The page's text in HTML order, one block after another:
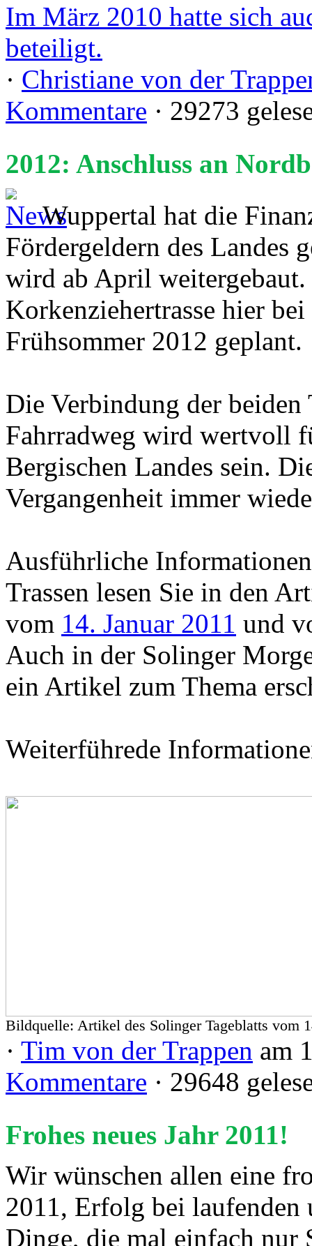
Im März 2010 hatte sich
beteiligt.
· Christiane von der
Kommentare · 29273
2012: Anschluss an
Wuppertal hat die
Fördergeldern des Landes
wird ab April
Korkenziehertrasse hier
Frühsommer 2012 geplant.
Die Verbindung der beiden
Fahrradweg wird wertvoll
Bergischen Landes sein.
Vergangenheit immer
Ausführliche
Trassen lesen Sie in den
vom 14. Januar 2011 und
Auch in der Solinger
ein Artikel zum Thema
Weiterführede
Bildquelle: Artikel des Solinger Tageblatts vom
· Tim von der Trappen am
Kommentare · 29648
Frohes neues Jahr 2011!
Wir wünschen allen eine
2011, Erfolg bei
Dinge, die mal einfach nur